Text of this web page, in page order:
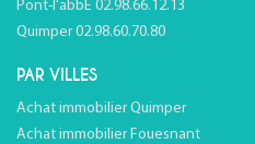
Pont-l'abbÉ 02.98.66.12.13
Quimper 02.98.60.70.80
PAR VILLES
Achat immobilier Quimper
Achat immobilier Fouesnant